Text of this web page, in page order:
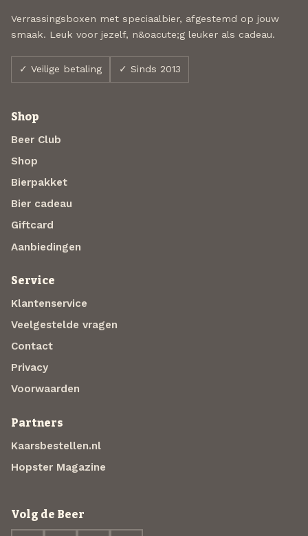
Verrassingsboxen met speciaalbier, afgestemd op jouw
smaak. Leuk voor jezelf, n&oacute;g leuker als cadeau.
✓ Veilige betaling ✓ Sinds 2013
Shop
Beer Club
Shop
Bierpakket
Bier cadeau
Giftcard
Aanbiedingen
Service
Klantenservice
Veelgestelde vragen
Contact
Privacy
Voorwaarden
Partners
Kaarsbestellen.nl
Hopster Magazine
Volg de Beer